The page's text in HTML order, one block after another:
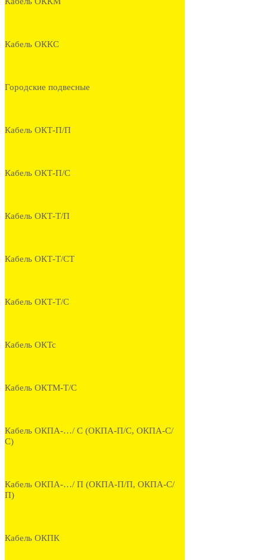
Кабель ОККС
Городские подвесные
Кабель ОКТ-П/П
Кабель ОКТ-П/С
Кабель ОКТ-Т/П
Кабель ОКТ-Т/СТ
Кабель ОКТ-Т/С
Кабель ОКТс
Кабель ОКТМ-Т/С
Кабель ОКПА-…/ С (ОКПА-П/С, ОКПА-С/
С)
Кабель ОКПА-…/ П (ОКПА-П/П, ОКПА-С/
П)
Кабель ОКПК